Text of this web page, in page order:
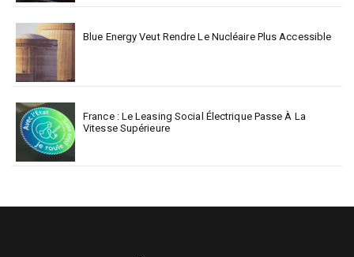
Blue Energy Veut Rendre Le Nucléaire Plus Accessible
France : Le Leasing Social Électrique Passe À La
Vitesse Supérieure